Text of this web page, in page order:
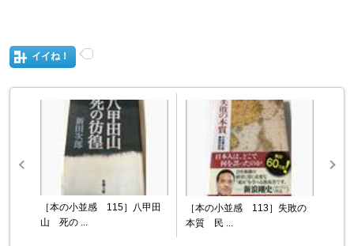
イイね！
［本の小並感 115］八甲田
山 死の ...
［本の小並感 113］失敗の
本質 民 ...